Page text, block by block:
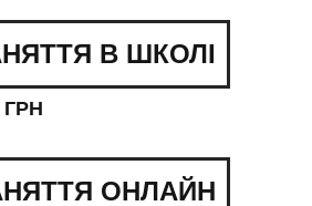
В ШКОЛІ
ГРН
ОНЛАЙН